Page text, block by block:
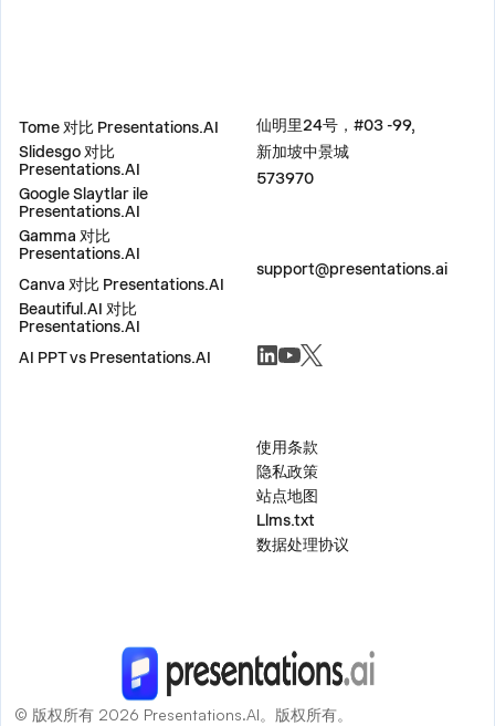
Tome 对比 Presentations.AI
Slidesgo 对比
Presentations.AI
Google Slaytlar ile
Presentations.AI
Gamma 对比
Presentations.AI
Canva 对比 Presentations.AI
Beautiful.AI 对比
Presentations.AI
AI PPT vs Presentations.AI
仙明里24号，#03 -99,
新加坡中景城
573970
support@presentations.ai
使用条款
隐私政策
站点地图
Llms.txt
数据处理协议
© 版权所有 2026 Presentations.AI。版权所有。